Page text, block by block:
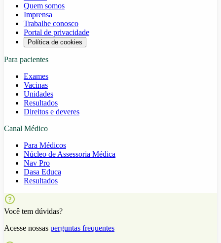
Quem somos
Imprensa
Trabalhe conosco
Portal de privacidade
Política de cookies
Para pacientes
Exames
Vacinas
Unidades
Resultados
Direitos e deveres
Canal Médico
Para Médicos
Núcleo de Assessoria Médica
Nav Pro
Dasa Educa
Resultados
Você tem dúvidas?
Acesse nossas perguntas frequentes